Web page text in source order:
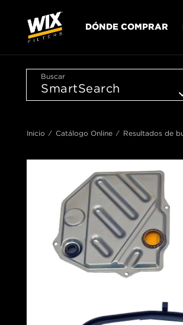
DÓNDE COMPRAR
Buscar
Inicio Catálogo Online Resultados de